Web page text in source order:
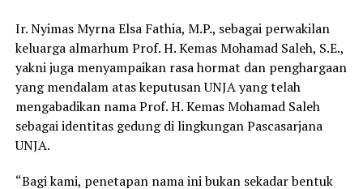
Ir. Nyimas Myrna Elsa Fathia, M.P., sebagai perwakilan
keluarga almarhum Prof. H. Kemas Mohamad Saleh, S.E.,
yakni juga menyampaikan rasa hormat dan penghargaan
yang mendalam atas keputusan UNJA yang telah
mengabadikan nama Prof. H. Kemas Mohamad Saleh
sebagai identitas gedung di lingkungan Pascasarjana
UNJA.
“Bagi kami, penetapan nama ini bukan sekadar bentuk